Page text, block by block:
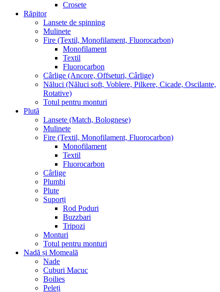
Crosete
Răpitor
Lansete de spinning
Mulinete
Fire (Textil, Monofilament, Fluorocarbon)
Monofilament
Textil
Fluorocarbon
Cârlige (Ancore, Offseturi, Cârlige)
Năluci (Năluci soft, Voblere, Pilkere, Cicade, Oscilante,
Rotative)
Totul pentru monturi
Plută
Lansete (Match, Bolognese)
Mulinete
Fire (Textil, Monofilament, Fluorocarbon)
Monofilament
Textil
Fluorocarbon
Cârlige
Plumbi
Plute
Suporți
Rod Poduri
Buzzbari
Tripozi
Monturi
Totul pentru monturi
Nadă și Momeală
Nade
Cuburi Macuc
Boilies
Peleți